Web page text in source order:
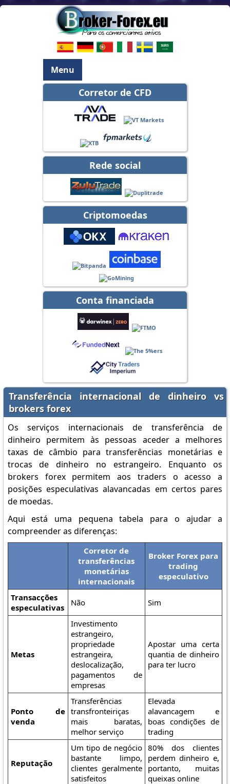
Menu
Corretor de CFD
Rede social
Criptomoedas
Conta financiada
Transferência internacional de dinheiro vs
brokers forex
Os serviços internacionais de transferência de
dinheiro permitem às pessoas aceder a melhores
taxas de câmbio para transferências monetárias e
trocas de dinheiro no estrangeiro. Enquanto os
brokers forex permitem aos traders o acesso a
posições especulativas alavancadas em certos pares
de moedas.
Aqui está uma pequena tabela para o ajudar a
compreender as diferenças:
Corretor de
transferências
monetárias
internacionais
Broker Forex para
trading
especulativo
Transacções
especulativas
Não Sim
Metas
Investimento
estrangeiro,
propriedade
estrangeira,
deslocalização,
pagamentos de
empresas
Apostar uma certa
quantia de dinheiro
para ter lucro
Ponto de
venda
Transferências
transfronteiriças
mais baratas,
melhor serviço
Elevada
alavancagem e
boas condições de
trading
Reputação
Um tipo de negócio
bastante limpo,
clientes geralmente
satisfeitos
80% dos clientes
perdem dinheiro e,
portanto, muitas
queixas online